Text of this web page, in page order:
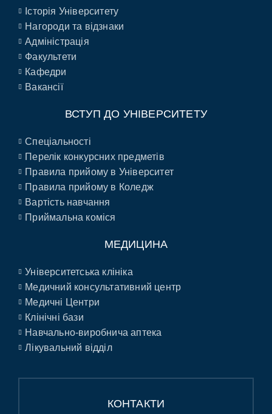
Історія Університету
Нагороди та відзнаки
Адміністрація
Факультети
Кафедри
Вакансії
ВСТУП ДО УНІВЕРСИТЕТУ
Спеціальності
Перелік конкурсних предметів
Правила прийому в Університет
Правила прийому в Коледж
Вартість навчання
Приймальна коміся
МЕДИЦИНА
Університетська клініка
Медичний консультативний центр
Медичні Центри
Клінічні бази
Навчально-виробнича аптека
Лікувальний відділ
КОНТАКТИ